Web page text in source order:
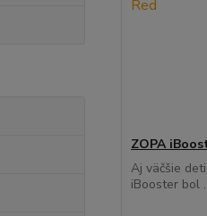
ZOPA
Aj väčšie
iBooster bol